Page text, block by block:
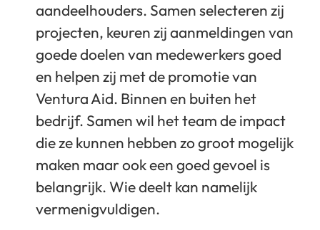
aandeelhouders. Samen selecteren zij
projecten, keuren zij aanmeldingen van
goede doelen van medewerkers goed
en helpen zij met de promotie van
Ventura Aid. Binnen en buiten het
bedrijf. Samen wil het team de impact
die ze kunnen hebben zo groot mogelijk
maken maar ook een goed gevoel is
belangrijk. Wie deelt kan namelijk
vermenigvuldigen.